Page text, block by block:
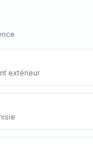
extérieur